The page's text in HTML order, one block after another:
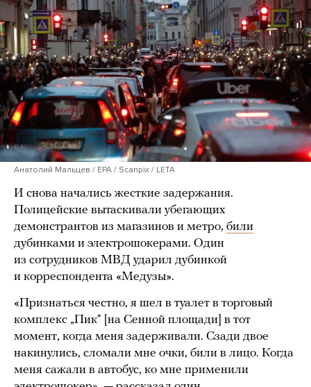
Анатолий Мальцев / EPA / Scanpix / LETA
И снова начались жесткие задержания.
Полицейские вытаскивали убегающих
демонстрантов из магазинов и метро, били
дубинками и электрошокерами. Один
из сотрудников МВД ударил дубинкой
и корреспондента «Медузы».
«Признаться честно, я шел в туалет в торговый
комплекс „Пик“ [на Сенной площади] в тот
момент, когда меня задерживали. Сзади двое
накинулись, сломали мне очки, били в лицо. Когда
меня сажали в автобус, ко мне применили